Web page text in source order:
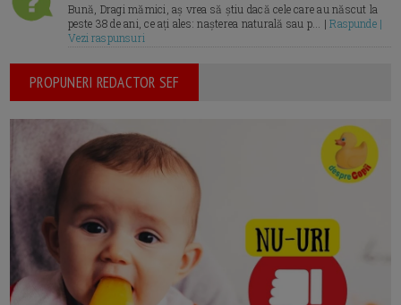
Bună, Dragi mămici, aș vrea să știu dacă cele care au născut la
peste 38 de ani, ce ați ales: nașterea naturală sau p... |Raspunde |
Vezi raspunsuri
PROPUNERI REDACTOR SEF